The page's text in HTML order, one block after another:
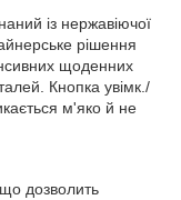
із нержавіючої
рішення
щоденних
Кнопка увімк./
м'яко й не
дозволить